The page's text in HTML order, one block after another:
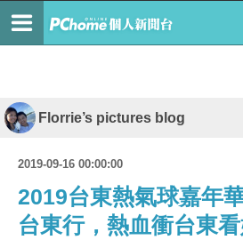
Florrie’s pictures blog
2019-09-16 00:00:00
2019台東熱氣球嘉年
台東行，熱血衝台東